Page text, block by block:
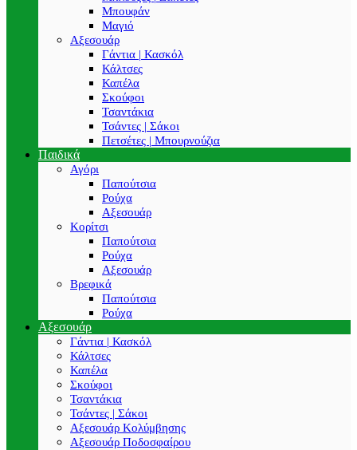
Μπουφάν
Μαγιό
Αξεσουάρ
Γάντια | Κασκόλ
Κάλτσες
Καπέλα
Σκούφοι
Τσαντάκια
Τσάντες | Σάκοι
Πετσέτες | Μπουρνούζια
Παιδικά
Αγόρι
Παπούτσια
Ρούχα
Αξεσουάρ
Κορίτσι
Παπούτσια
Ρούχα
Αξεσουάρ
Βρεφικά
Παπούτσια
Ρούχα
Αξεσουάρ
Γάντια | Κασκόλ
Κάλτσες
Καπέλα
Σκούφοι
Τσαντάκια
Τσάντες | Σάκοι
Αξεσουάρ Κολύμβησης
Αξεσουάρ Ποδοσφαίρου